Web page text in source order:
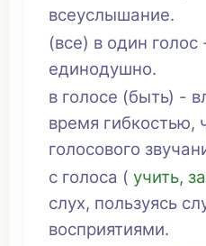
всеуслышание.
(все) в один голос
единодушно.
в голосе (быть) -
время гибкостью,
голосового
с голоса ( учить,
слух, пользуясь
восприятиями.